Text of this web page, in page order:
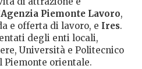
Agenzia Piemonte Lavoro,
e offerta di lavoro, e Ires.
degli enti locali,
Università e Politecnico
Piemonte orientale.